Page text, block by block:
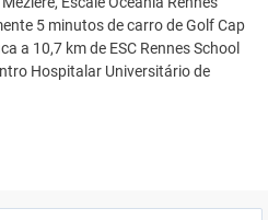
5 minutos de carro de Golf Cap
a 10,7 km de ESC Rennes School
Hospitalar Universitário de